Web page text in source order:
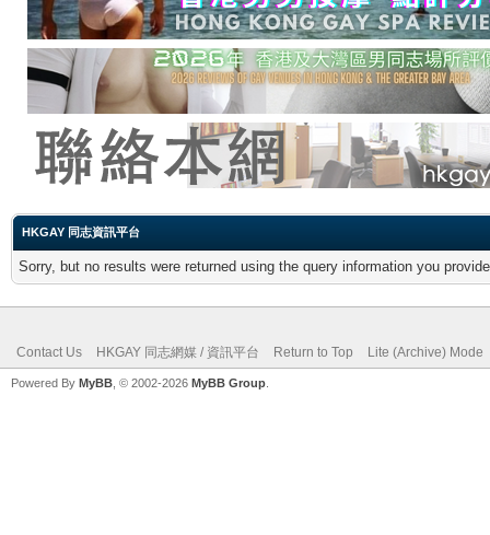
HKGAY 同志資訊平台
Sorry, but no results were returned using the query information you
Contact Us HKGAY 同志網媒 / 資訊平台 Return to Top Lite (Archive) Mode
Powered By MyBB , © 2002-2026 MyBB Group